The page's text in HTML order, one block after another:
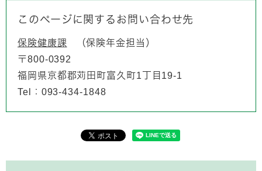
このページに関するお問い合わせ先
保険健康課
保険年金担当
〒800-0392
福岡県京都郡苅田町富久町1丁目19-1
Tel：093-434-1848